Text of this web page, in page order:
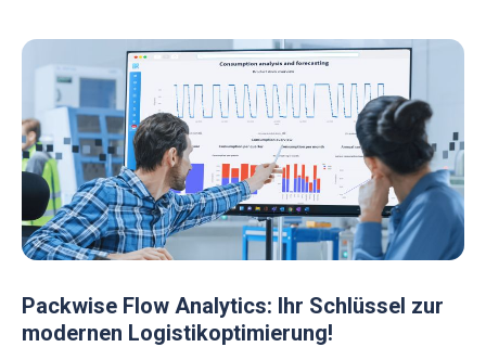
Packwise Flow Analytics: Ihr Schlüssel zur
modernen Logistikoptimierung!